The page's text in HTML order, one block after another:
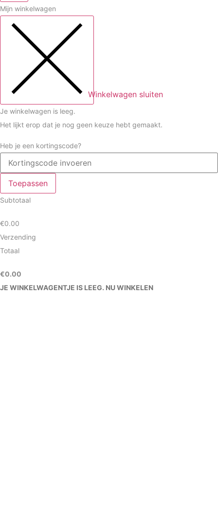
Mijn winkelwagen
Winkelwagen sluiten
Je winkelwagen is leeg.
Het lijkt erop dat je nog geen keuze hebt gemaakt.
Heb je een kortingscode?
Toepassen
Subtotaal
€0.00
Verzending
Totaal
€0.00
JE WINKELWAGENTJE IS LEEG. NU WINKELEN